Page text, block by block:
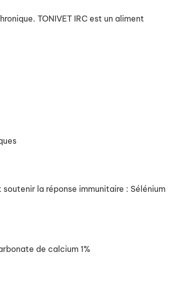
TONIVET IRC est un aliment
la réponse immunitaire : Sélénium
de calcium 1%